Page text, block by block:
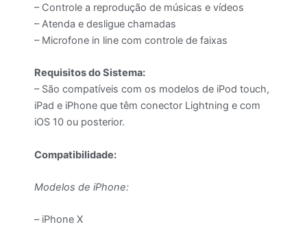
– Controle a reprodução de músicas e vídeos
– Atenda e desligue chamadas
– Microfone in line com controle de faixas
Requisitos do Sistema:
– São compatíveis com os modelos de iPod touch,
iPad e iPhone que têm conector Lightning e com
iOS 10 ou posterior.
Compatibilidade:
Modelos de iPhone:
– iPhone X